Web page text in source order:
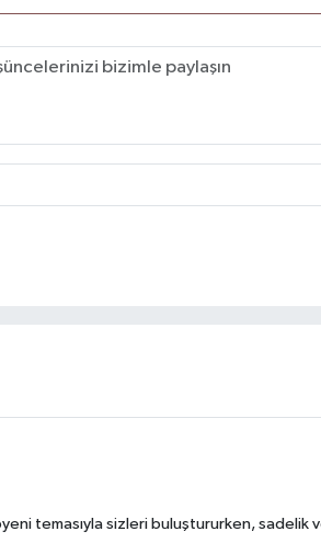
temasıyla sizleri buluştururken, sadelik